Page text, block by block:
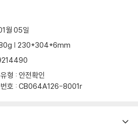
월 05일
| 230*304*6mm
형 : 안전확인
호 :CB064A126-8001r